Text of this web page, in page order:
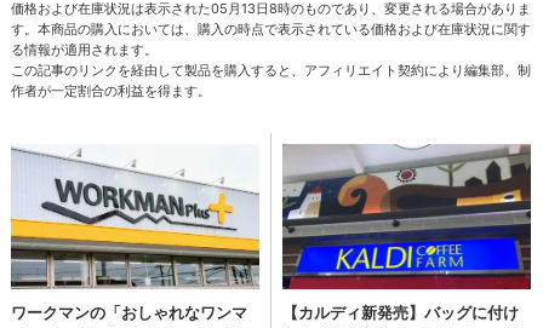
価格および在庫状況は表示された05月13日8時のものであり、変更される場合がありま
す。本商品の購入においては、購入の時点で表示されている価格および在庫状況に関す
る情報が適用されます。
この記事のリンクを経由して製品を購入すると、アフィリエイト契約により編集部、制
作者が一定割合の利益を得ます。